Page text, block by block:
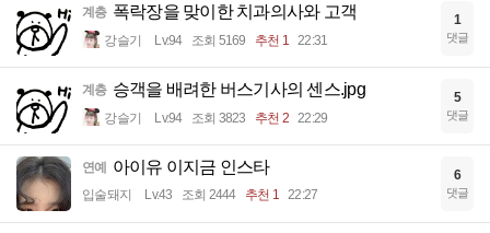
계층 폭락장을 맞이한 치과의사와 고객
강슬기 Lv.94 조회 5169 추천 1 22:31
1
댓글
계층 승객을 배려한 버스기사의 센스.jpg
강슬기 Lv.94 조회 3823 추천 2 22:29
5
댓글
연예 아이유 이지금 인스타
입술돼지 Lv.43 조회 2444 추천 1 22:27
6
댓글